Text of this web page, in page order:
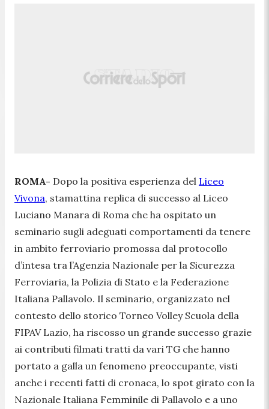
ROMA- Dopo la positiva esperienza del Liceo
Vivona, stamattina replica di successo al Liceo
Luciano Manara di Roma che ha ospitato un
seminario sugli adeguati comportamenti da tenere
in ambito ferroviario promossa dal protocollo
d’intesa tra l’Agenzia Nazionale per la Sicurezza
Ferroviaria, la Polizia di Stato e la Federazione
Italiana Pallavolo. Il seminario, organizzato nel
contesto dello storico Torneo Volley Scuola della
FIPAV Lazio, ha riscosso un grande successo grazie
ai contributi filmati tratti da vari TG che hanno
portato a galla un fenomeno preoccupante, visti
anche i recenti fatti di cronaca, lo spot girato con la
Nazionale Italiana Femminile di Pallavolo e a uno